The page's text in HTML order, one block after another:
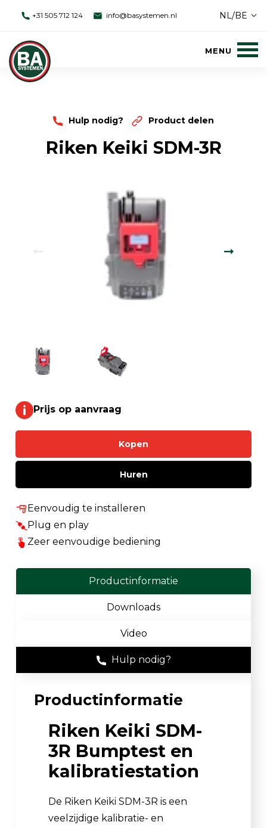
+31 505 712 124 info@basystemen.nl NL/BE
Hulp nodig? Product delen
Riken Keiki SDM-3R
Prijs op aanvraag
Huren
Kopen
Eenvoudig te installeren
Plug en play
Zeer eenvoudige bediening
Productinformatie
Downloads
Video
Hulp nodig?
Productinformatie
Riken Keiki SDM-
3R Bumptest en
kalibratiestation
De Riken Keiki SDM-3R is een
veelzijdige kalibratie- en